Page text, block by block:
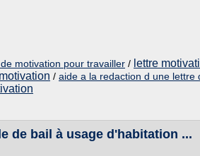
motivation pour travailler / lettre
/ aide a la redaction d une lettre
de bail à usage d'habitation ...